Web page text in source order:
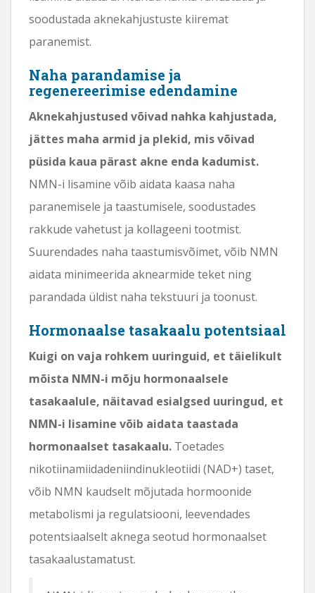
soodustada aknekahjustuste kiiremat
paranemist.
Naha parandamise ja
regenereerimise edendamine
Aknekahjustused võivad nahka kahjustada,
jättes maha armid ja plekid, mis võivad
püsida kaua pärast akne enda kadumist.
NMN-i lisamine võib aidata kaasa naha
paranemisele ja taastumisele, soodustades
rakkude vahetust ja kollageeni tootmist.
Suurendades naha taastumisvõimet, võib NMN
aidata minimeerida aknearmide teket ning
parandada üldist naha tekstuuri ja toonust.
Hormonaalse tasakaalu potentsiaal
Kuigi on vaja rohkem uuringuid, et täielikult
mõista NMN-i mõju hormonaalsele
tasakaalule, näitavad esialgsed uuringud, et
NMN-i lisamine võib aidata taastada
hormonaalset tasakaalu. Toetades
nikotiinamiidadeniindinukleotiidi (NAD+) taset,
võib NMN kaudselt mõjutada hormoonide
metabolismi ja regulatsiooni, leevendades
potentsiaalselt aknega seotud hormonaalset
tasakaalustamatust.